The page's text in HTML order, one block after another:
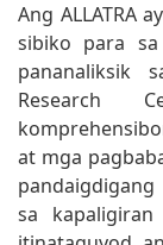
Ang ALLATRA
sibiko para
pananaliksik
Research
at mga
sa